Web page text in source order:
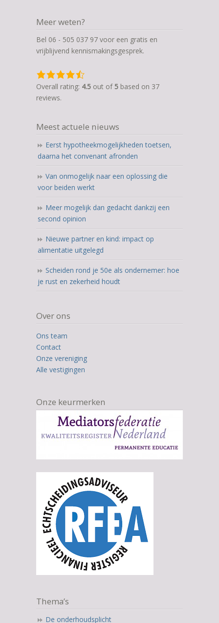
Meer weten?
Bel 06 - 505 037 97 voor een gratis en
vrijblijvend kennismakingsgesprek.
4,5
rating
based
ratings
Overall rating: 4.5 out of 5 based on 37
reviews.
Meest actuele nieuws
Eerst hypotheekmogelijkheden toetsen,
daarna het convenant afronden
Van onmogelijk naar een oplossing die
voor beiden werkt
Meer mogelijk dan gedacht dankzij een
second opinion
Nieuwe partner en kind: impact op
alimentatie uitgelegd
Scheiden rond je 50e als ondernemer: hoe
je rust en zekerheid houdt
Over ons
Ons team
Contact
Onze vereniging
Alle vestigingen
Onze keurmerken
Thema’s
De onderhoudsplicht